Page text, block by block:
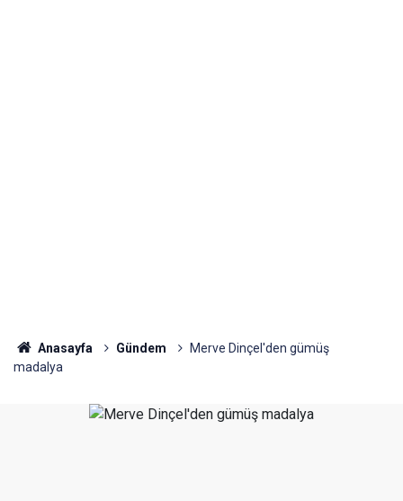
Anasayfa Gündem
Merve Dinçel'den gümüş
madalya